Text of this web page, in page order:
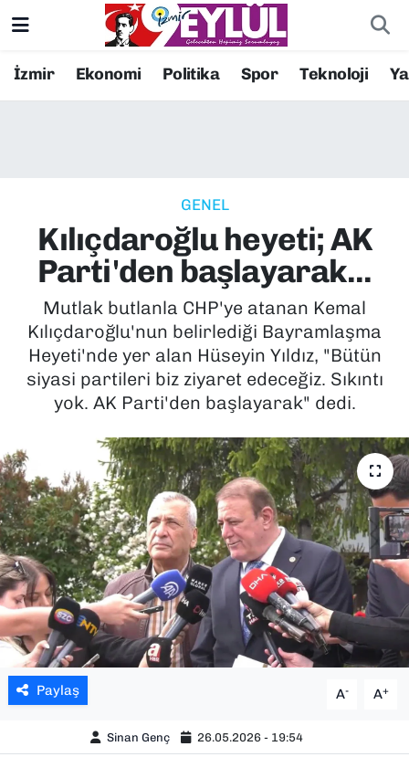
İzmir Ekonomi Politika Spor Teknoloji
GENEL
Kılıçdaroğlu heyeti; AK
Parti'den başlayarak...
Mutlak butlanla CHP'ye atanan Kemal
Kılıçdaroğlu'nun belirlediği Bayramlaşma
Heyeti'nde yer alan Hüseyin Yıldız, "Bütün
siyasi partileri biz ziyaret edeceğiz. Sıkıntı
yok. AK Parti'den başlayarak" dedi.
Paylaş A- A+
Sinan Genç 26.05.2026 - 19:54
Resmi İlanlar
EKONOMİ
KÜLTÜR SANAT
MAGAZİN
POLİTİKA
SAĞLIK
SPOR
TEKNOLOJİ
YAŞAM
YEREL YÖNETİMLER
Konak Nöbetçi Eczaneler
Süper Lig Puan Durumu ve Fikstür
Tüm Manşetler
Son Dakika Haberleri
Haber Arşivi